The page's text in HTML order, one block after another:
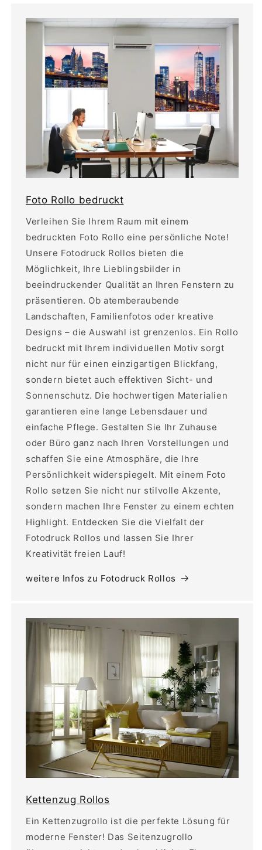
Foto Rollo bedruckt
Verleihen Sie Ihrem Raum mit einem
bedruckten Foto Rollo eine persönliche Note!
Unsere Fotodruck Rollos bieten die
Möglichkeit, Ihre Lieblingsbilder in
beeindruckender Qualität an Ihren Fenstern zu
präsentieren. Ob atemberaubende
Landschaften, Familienfotos oder kreative
Designs – die Auswahl ist grenzenlos. Ein Rollo
bedruckt mit Ihrem individuellen Motiv sorgt
nicht nur für einen einzigartigen Blickfang,
sondern bietet auch effektiven Sicht- und
Sonnenschutz. Die hochwertigen Materialien
garantieren eine lange Lebensdauer und
einfache Pflege. Gestalten Sie Ihr Zuhause
oder Büro ganz nach Ihren Vorstellungen und
schaffen Sie eine Atmosphäre, die Ihre
Persönlichkeit widerspiegelt. Mit einem Foto
Rollo setzen Sie nicht nur stilvolle Akzente,
sondern machen Ihre Fenster zu einem echten
Highlight. Entdecken Sie die Vielfalt der
Fotodruck Rollos und lassen Sie Ihrer
Kreativität freien Lauf!
weitere Infos zu Fotodruck Rollos
Kettenzug Rollos
Ein Kettenzugrollo ist die perfekte Lösung für
moderne Fenster! Das Seitenzugrollo